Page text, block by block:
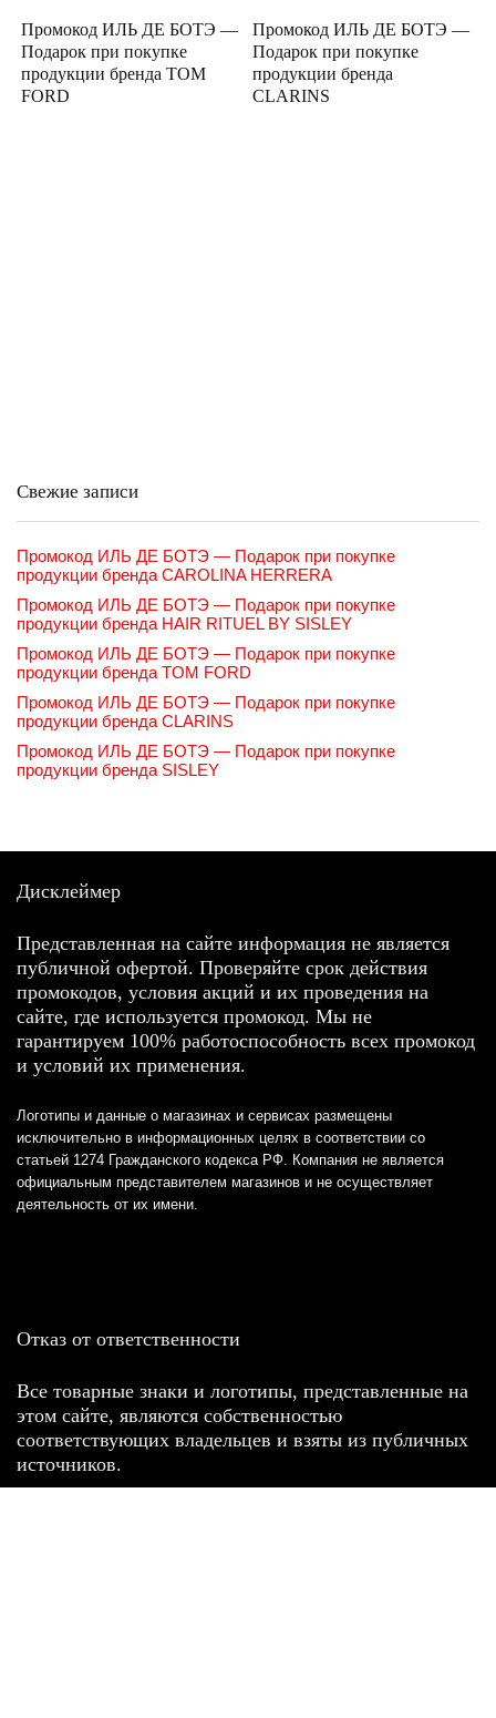
Промокод ИЛЬ ДЕ БОТЭ —
Подарок при покупке
продукции бренда TOM
FORD
Промокод ИЛЬ ДЕ БОТЭ —
Подарок при покупке
продукции бренда
CLARINS
Свежие записи
Промокод ИЛЬ ДЕ БОТЭ — Подарок при покупке
продукции бренда CAROLINA HERRERA
Промокод ИЛЬ ДЕ БОТЭ — Подарок при покупке
продукции бренда HAIR RITUEL BY SISLEY
Промокод ИЛЬ ДЕ БОТЭ — Подарок при покупке
продукции бренда TOM FORD
Промокод ИЛЬ ДЕ БОТЭ — Подарок при покупке
продукции бренда CLARINS
Промокод ИЛЬ ДЕ БОТЭ — Подарок при покупке
продукции бренда SISLEY
Дисклеймер
Представленная на сайте информация не является
публичной офертой. Проверяйте срок действия
промокодов, условия акций и их проведения на
сайте, где используется промокод. Мы не
гарантируем 100% работоспособность всех промокод
и условий их применения.
Логотипы и данные о магазинах и сервисах размещены
исключительно в информационных целях в соответствии со
статьей 1274 Гражданского кодекса РФ. Компания не является
официальным представителем магазинов и не осуществляет
деятельность от их имени.
Отказ от ответственности
Все товарные знаки и логотипы, представленные на
этом сайте, являются собственностью
соответствующих владельцев и взяты из публичных
источников.